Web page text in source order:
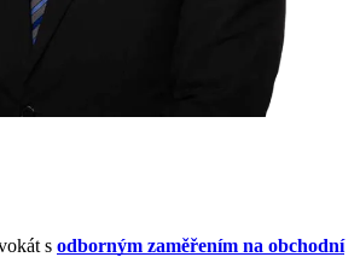
s odborným zaměřením na obchodní